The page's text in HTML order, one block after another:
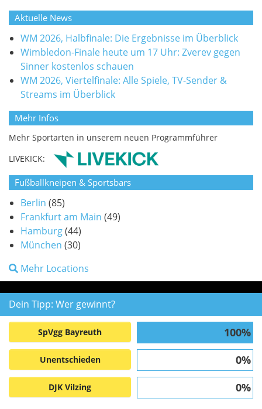
Aktuelle News
WM 2026, Halbfinale: Die Ergebnisse im Überblick
Wimbledon-Finale heute um 17 Uhr: Zverev gegen
Sinner kostenlos schauen
WM 2026, Viertelfinale: Alle Spiele, TV-Sender &
Streams im Überblick
Mehr Infos
Mehr Sportarten in unserem neuen Programmführer
LIVEKICK:
Fußballkneipen & Sportsbars
Berlin (85)
Frankfurt am Main (49)
Hamburg(44)
München (30)
Mehr Locations
Dein Tipp: Wer gewinnt?
SpVgg Bayreuth 100%
Unentschieden 0%
DJK Vilzing 0%